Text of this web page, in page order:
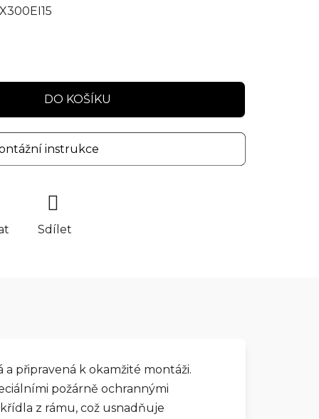
DO KOŠÍKU
instrukce
Sdílet
připravená k okamžité montáži.
požárně ochrannými
z rámu, což usnadňuje